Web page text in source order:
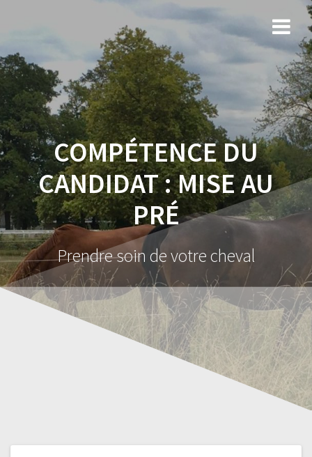
COMPÉTENCE DU
CANDIDAT :MISE AU
PRÉ
Prendre soin de votre cheval